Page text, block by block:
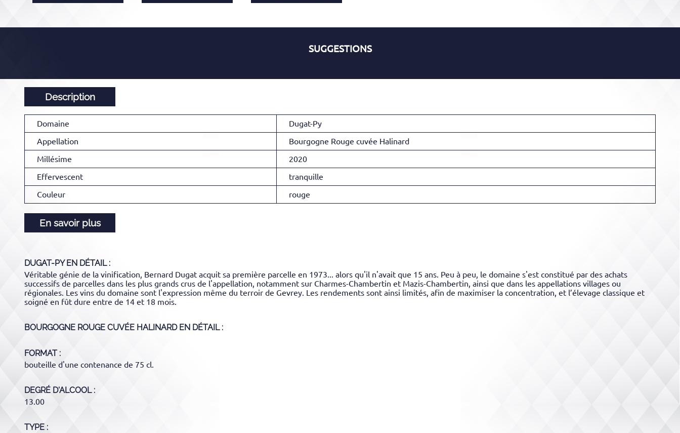
SUGGESTIONS
Description
Domaine
Dugat-Py
Appellation
Bourgogne Rouge cuvée Halinard
Millésime
2020
Effervescent
tranquille
Couleur
rouge
En savoir plus
DUGAT-PYEN DÉTAIL :
Véritable génie de la vinification, Bernard Dugat acquit sa première parcelle en 1973... alors qu'il n'avait que 15 ans. Peu à peu, le domaine s'est constitué par des achats
successifs de parcelles dans les plus grands crus de l'appellation, notamment sur Charmes-Chambertin et Mazis-Chambertin, ainsi que dans les appellations villages ou
régionales. Les vins du domaine sont l'expression même du terroir de Gevrey. Les rendements sont ainsi limités, afin de maximiser la concentration, et l’élevage classique et
soigné en fût dure entre de 14 et 18 mois.
BOURGOGNE ROUGE CUVÉE HALINARDEN DÉTAIL :
FORMAT
bouteille d'une contenance de 75 cl.
DEGRÉ D'ALCOOL
13.00
TYPE